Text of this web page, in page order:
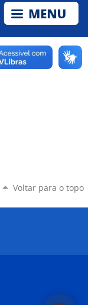
Voltar para o topo